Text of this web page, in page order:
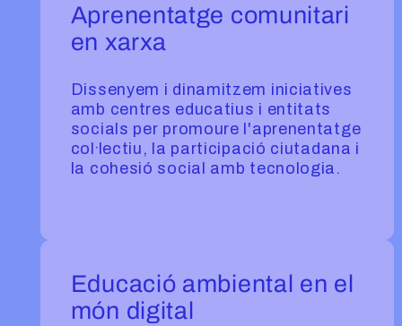
Aprenentatge comunitari
en xarxa
Dissenyem i dinamitzem iniciatives
amb centres educatius i entitats
socials per promoure l'aprenentatge
col·lectiu, la participació ciutadana i
la cohesió social amb tecnologia.
Educació ambiental en el
món digital